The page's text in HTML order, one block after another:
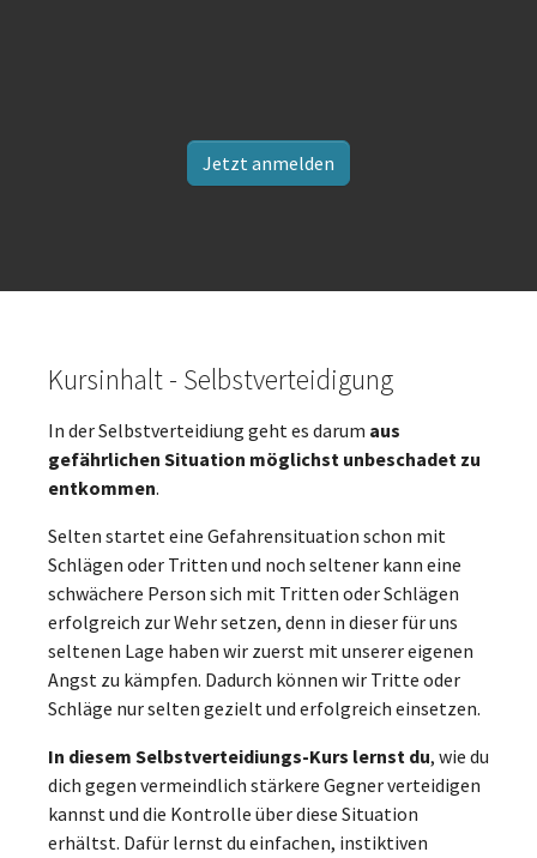
Jetzt anmelden
Kursinhalt - Selbstverteidigung
In der Selbstverteidiung geht es darum aus
gefährlichen Situation möglichst unbeschadet zu
entkommen.
Selten startet eine Gefahrensituation schon mit
Schlägen oder Tritten und noch seltener kann eine
schwächere Person sich mit Tritten oder Schlägen
erfolgreich zur Wehr setzen, denn in dieser für uns
seltenen Lage haben wir zuerst mit unserer eigenen
Angst zu kämpfen. Dadurch können wir Tritte oder
Schläge nur selten gezielt und erfolgreich einsetzen.
In diesem Selbstverteidiungs-Kurs lernst du, wie du
dich gegen vermeindlich stärkere Gegner verteidigen
kannst und die Kontrolle über diese Situation
erhältst. Dafür lernst du einfachen, instiktiven